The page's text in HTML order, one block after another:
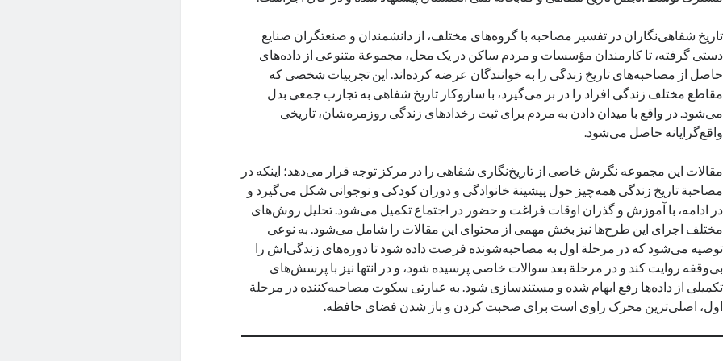
تاریخ شفاهی‌نگاران در تفسیر مصاحبه با گروه‌های مختلف،‌ از دانشمندان و صنعتگران صنایع
دستی گرفته، تا کارمندان مؤسسات و مردم ساکن در یک محل، مجموعة متنوعی از داده‌های
حاصل از مصاحبه‌های تاریخ زندگی را به خوانندگان عرضه کرده‌اند. این تجربیات شخصی که
مقاطع مختلف زندگی افراد را در بر می‌گیرد، با سازوکار تاریخ شفاهی به تجارب جمعی بدل
می‌شود. در واقع با میدان دادن به مردم برای ثبت رخدادهای زندگی روزمره‌شان،‌ تاریخی
واقع‌گرایانه حاصل می‌شود.
مقالات این مجموعه نگرش خاصی از تاریخ‌نگاری شفاهی را در مرکز توجه قرار می‌دهد؛ اینکه در
مصاحبة تاریخ زندگی همه‌چیز حول پیشینة خانوادگی و دوران کودکی و نوجوانی شکل می‌گیرد و
در ادامه، با آموزش و گذران اوقات فراغت و حضور در اجتماع تکمیل می‌شود. تحلیل روش‌های
مختلف اجرای این طرح‌ها نیز بخش مهمی از محتوای این مقالات را شامل می‌شود. به نوعی
توصیه می‌شود که در مرحلة اول به مصاحبه‌شونده فرصت داده شود تا دوره‌های زندگی‌اش را
بی‌وقفه روایت کند و در مرحلة بعد سوالات خاصی پرسیده شود، و در انتها نیز با پرسش‌های
تکمیلی از داده‌ها رفع ابهام شده و مستندسازی شود. به عبارتی سکوت مصاحبه‌کننده در مرحلة
اول، اصلی‌ترین محرک راوی است برای صحبت کردن و باز شدن فضای حافظه.